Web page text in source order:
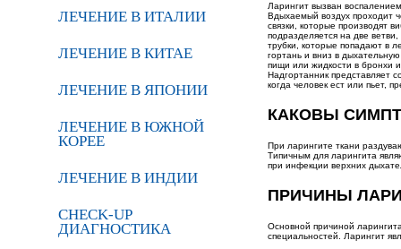
ЛЕЧЕНИЕ В ИТАЛИИ
ЛЕЧЕНИЕ В КИТАЕ
ЛЕЧЕНИЕ В ЯПОНИИ
ЛЕЧЕНИЕ В ЮЖНОЙ
КОРЕЕ
ЛЕЧЕНИЕ В ИНДИИ
CHECK-UP
ДИАГНОСТИКА
Ларингит вызван
Вдыхаемый воздух проходит
связки, которые производят
подразделяется на две
трубки, которые попадают в
гортань и вниз в
пищи или жидкости в бронхи
Надгортанник представляет
когда человек ест или пьет,
КАКОВЫ
При ларингите ткани
Типичным для ларингита
при инфекции верхних
ПРИЧИНЫ
Основной причиной
специальностей. Ларингит